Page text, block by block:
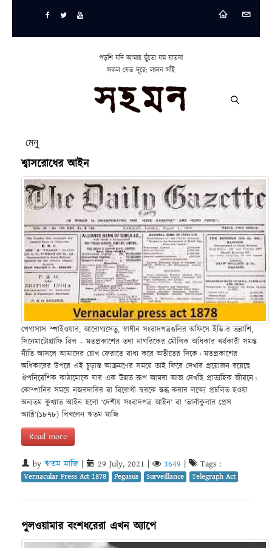
পড়শি যদি আমায় ছুঁতো যম যাতনা
সকল যেত দূরে: লালন সাঁই
মেনু
শ্বাসরোধের আইন
পেগাসাস স্পাইওয়ার, আরোগ্যসেতু, স্বাধীন সংবাদপত্রগুলির অফিসে ইডি-র তল্লাশি,
সিনেমাটোগ্রাফি বিল – মতপ্রকাশের তথা নাগরিকের মৌলিক অধিকার খর্বকারী সমস্ত
নীতি আসলে আমাদের চোখ ফেরাতে বাধ্য করে অতীতের দিকে। মতপ্রকাশের
অধিকারের উপরে এই চূড়ান্ত আক্রমণের সময়ে তাই ফিরে দেখার প্রয়োজন রয়েছে
ঔপনিবেশিক কাঠামোকে যার এক উন্নত রুপ আমরা আজ দেখছি প্রাত্যহিক জীবনে।
কোম্পানির সময়ে নজরদারির বা বিরোধী স্বরকে স্তব্ধ করার লক্ষ্যে প্রচলিত হওয়া
অন্যতম কুখ্যাত আইন হলো ‘দেশীয় সংবাদপত্র আইন’ বা ‘ভার্নাকুলার প্রেস
অ্যাক্ট’(১৮৭৮) লিখলেন ঋতম মাজি
Read more
by ঋতম মাজি 29 July, 2021 3649 Tags :
Vernacular Press Act 1878 Pegasus Surveillance Telegraph Act
পুলওয়ামার বংশধরেরা এখন অ্যাপে